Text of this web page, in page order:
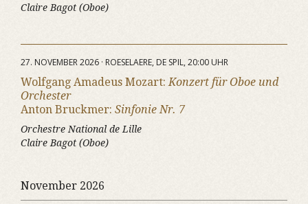
Claire Bagot (Oboe)
27. NOVEMBER 2026 · ROESELAERE, DE SPIL, 20:00 UHR
Wolfgang Amadeus Mozart:Konzert für Oboe und
Orchester
Anton Bruckmer: Sinfonie Nr. 7
Orchestre National de Lille
Claire Bagot (Oboe)
November 2026